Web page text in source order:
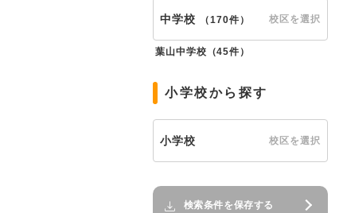
中学校 （170件 ） 校区を選択
葉山中学校（45件 ）
小学校から探す
小学校 校区を選択
検索条件を保存する